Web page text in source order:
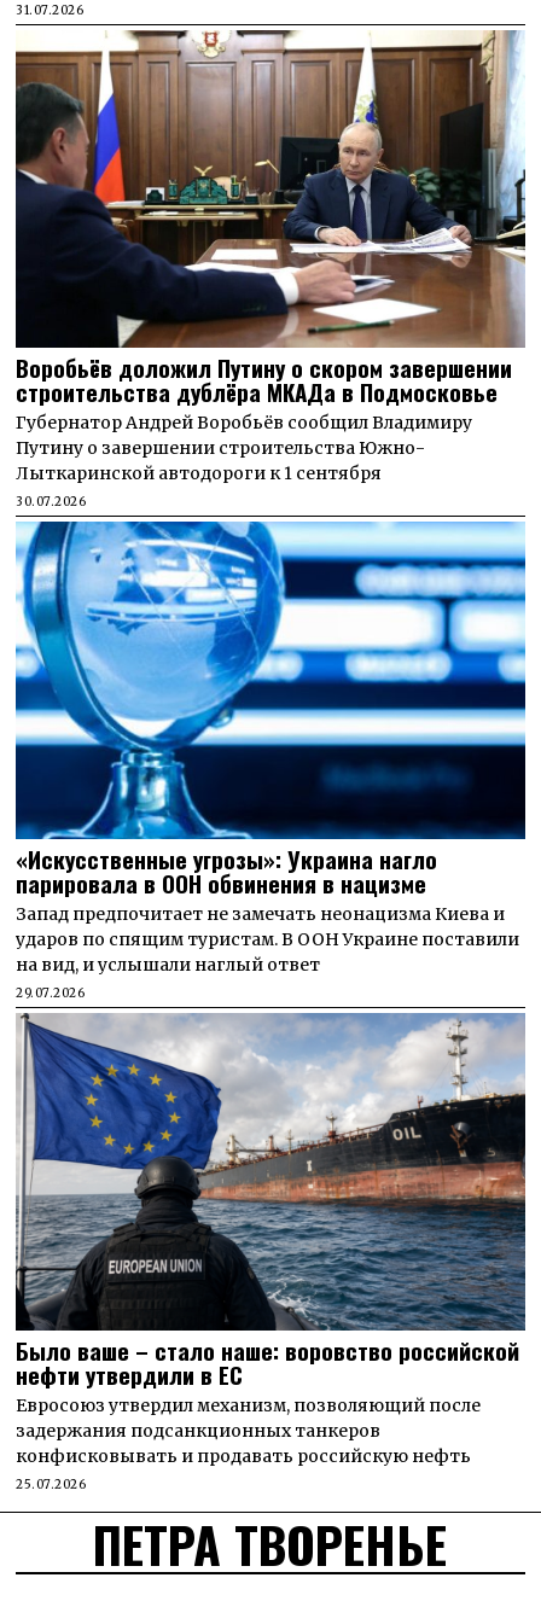
31.07.2026
Воробьёв доложил Путину о скором завершении
строительства дублёра МКАДа в Подмосковье
Губернатор Андрей Воробьёв сообщил Владимиру
Путину о завершении строительства Южно-
Лыткаринской автодороги к 1 сентября
30.07.2026
«Искусственные угрозы»: Украина нагло
парировала в ООН обвинения в нацизме
Запад предпочитает не замечать неонацизма Киева и
ударов по спящим туристам. В ООН Украине поставили
на вид, и услышали наглый ответ
29.07.2026
Было ваше – стало наше: воровство российской
нефти утвердили в ЕС
Евросоюз утвердил механизм, позволяющий после
задержания подсанкционных танкеров
конфисковывать и продавать российскую нефть
25.07.2026
ПЕТРА ТВОРЕНЬЕ